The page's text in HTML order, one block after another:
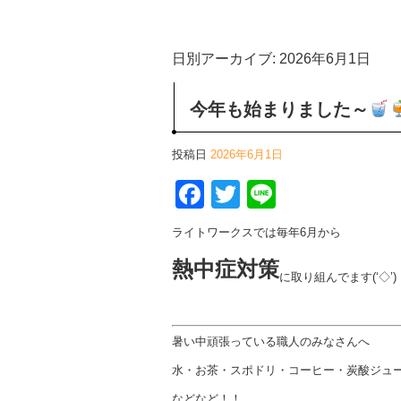
日別アーカイブ: 2026年6月1日
今年も始まりました～
投稿日 2026年6月1日
Facebook
Twitter
ライトワークスでは毎年6月から
熱中症対策に取り組んでます(‘◇’)
暑い中頑張っている職人のみなさんへ
水・お茶・スポドリ・コーヒー・炭酸ジュ